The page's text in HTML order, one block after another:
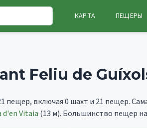
КАРТА ПЕЩЕРЫ
Feliu de
пещер, включая 0 шахт и 21 пещер.
d'en Vitaia (13 м). Большинство пещер